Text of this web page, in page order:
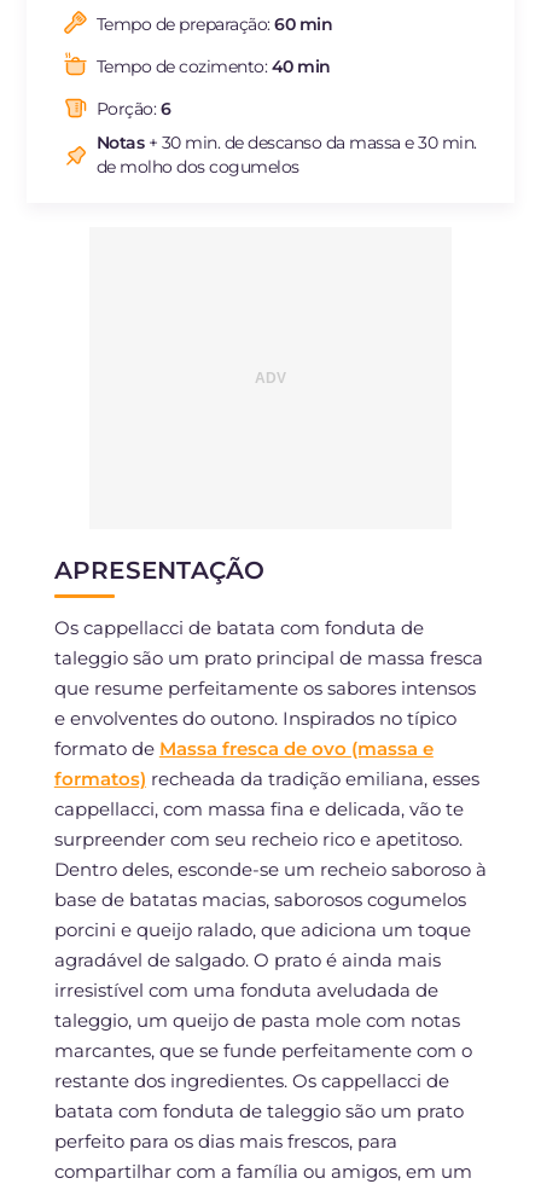
ES
Tempo de preparação:60 min
Tempo de cozimento:40 min
Porção:6
Notas+ 30 min. de descanso da massa e 30 min.
de molho dos cogumelos
APRESENTAÇÃO
Os cappellacci de batata com fonduta de
taleggio são um prato principal de massa fresca
que resume perfeitamente os sabores intensos
e envolventes do outono. Inspirados no típico
formato de Massa fresca de ovo (massa e
formatos) recheada da tradição emiliana, esses
cappellacci, com massa fina e delicada, vão te
surpreender com seu recheio rico e apetitoso.
Dentro deles, esconde-se um recheio saboroso à
base de batatas macias, saborosos cogumelos
porcini e queijo ralado, que adiciona um toque
agradável de salgado. O prato é ainda mais
irresistível com uma fonduta aveludada de
taleggio, um queijo de pasta mole com notas
marcantes, que se funde perfeitamente com o
restante dos ingredientes. Os cappellacci de
batata com fonduta de taleggio são um prato
perfeito para os dias mais frescos, para
compartilhar com a família ou amigos, em um